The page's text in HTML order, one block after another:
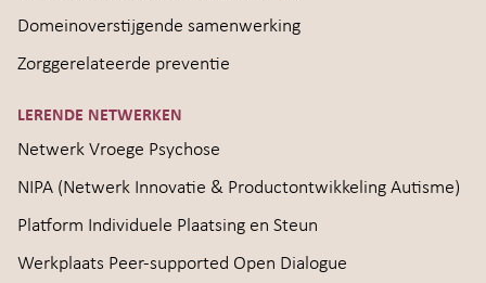
Domeinoverstijgende samenwerking
Zorggerelateerde preventie
LERENDE NETWERKEN
Netwerk Vroege Psychose
NIPA (Netwerk Innovatie & Productontwikkeling Autisme)
Platform Individuele Plaatsing en Steun
Werkplaats Peer-supported Open Dialogue